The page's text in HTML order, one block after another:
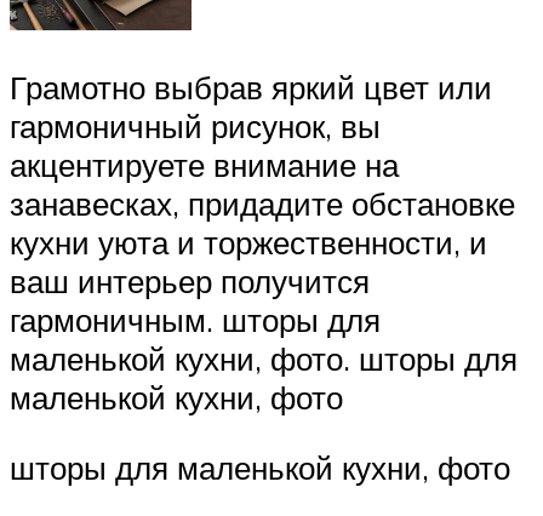
Грамотно выбрав яркий цвет или
гармоничный рисунок, вы
акцентируете внимание на
занавесках, придадите обстановке
кухни уюта и торжественности, и
ваш интерьер получится
гармоничным. шторы для
маленькой кухни, фото. шторы для
маленькой кухни, фото
шторы для маленькой кухни, фото